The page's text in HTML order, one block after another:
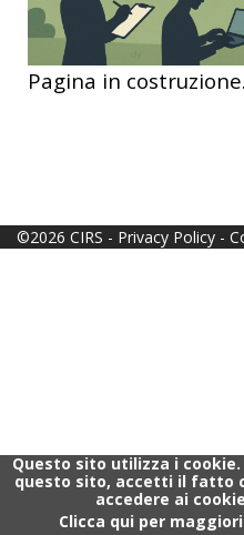
Pagina in
©2026 CIRS - Privacy Policy -
Questo sito utilizza i
questo sito, accetti il fatto
accedere ai
Clicca qui per